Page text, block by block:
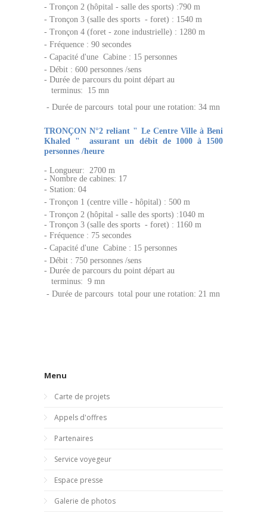
- Tronçon 2 (hôpital - salle des sports) :790 m
- Tronçon 3 (salle des sports - foret) : 1540 m
- Tronçon 4 (foret - zone industrielle) : 1280 m
- Fréquence : 90 secondes
- Capacité d'une Cabine : 15 personnes
- Débit : 600 personnes /sens
- Durée de parcours du point départ au
terminus: 15 mn
- Durée de parcours total pour une rotation: 34 mn
TRONÇON N°2 reliant " Le Centre Ville à Beni
Khaled " assurant un débit de 1000 à 1500
personnes /heure
- Longueur: 2700 m
- Nombre de cabines: 17
- Station: 04
- Tronçon 1 (centre ville - hôpital) : 500 m
- Tronçon 2 (hôpital - salle des sports) :1040 m
- Tronçon 3 (salle des sports - foret) : 1160 m
- Fréquence : 75 secondes
- Capacité d'une Cabine : 15 personnes
- Débit : 750 personnes /sens
- Durée de parcours du point départ au
terminus: 9 mn
- Durée de parcours total pour une rotation: 21 mn
Menu
Carte de projets
Appels d'offres
Partenaires
Service voyegeur
Espace presse
Galerie de photos